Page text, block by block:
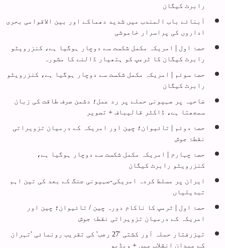
رابرٹ کیگان
آبنائے باب المندب میں شدید دھماکے اور بین الاقوامی بحری
اداروں کی پراسرار خاموشی
حصۂ اول | امریکہ مکمل شکست سے دوچار ہوگیا ہے، کنزرویٹو
رابرٹ کیگان کا ٹرمپ کو ہتھیار ڈالنے کا مشورہ
حصۂ سوئم | امریکہ مکمل شکست سے دوچار ہوگیا ہے، کنزرویٹو
رابرٹ کیگان
ضاحیہ پر صہیونی حملے پر رد عمل؛ دشمن صرف طاقت کی زبان
سمجھتا ہے، ڈاکٹر قالیباف + تصویر
حصۂ دوئم | تائیوان؛ چین اور امریکہ کے درمیان تزویراتی
نقطۂ جوش
حصۂ چہارم | امریکہ مکمل شکست سے دوچار ہوگیا ہے،
کنزرویٹو رابرٹ کیگان
ایران پر مسلط کردہ امریکی-صہیونی جنگ کے بعد کی تین اہم
تبدیلیاں
حصۂ اول | ٹرمپ کا ناکام دورہ چین / تائیوان؛ چین اور
امریکہ کے درمیان تزویراتی نقطۂ جوش
تیزرفتار حملہ آور کشتی '27 رجب' کی تقریب رونمائی 'تہران
کے میدان انقلاب میں + ویڈیو